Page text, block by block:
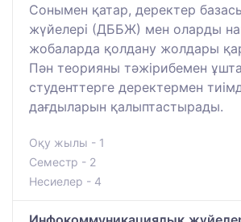
Сонымен қатар, деректер
жүйелері (ДББЖ) мен оларды
жобаларда қолдану жолдары
Пән теорияны тәжірибемен
студенттерге деректермен
дағдыларын қалыптастырады.
Оқу жылы - 1
Семестр - 2
Несиелер - 4